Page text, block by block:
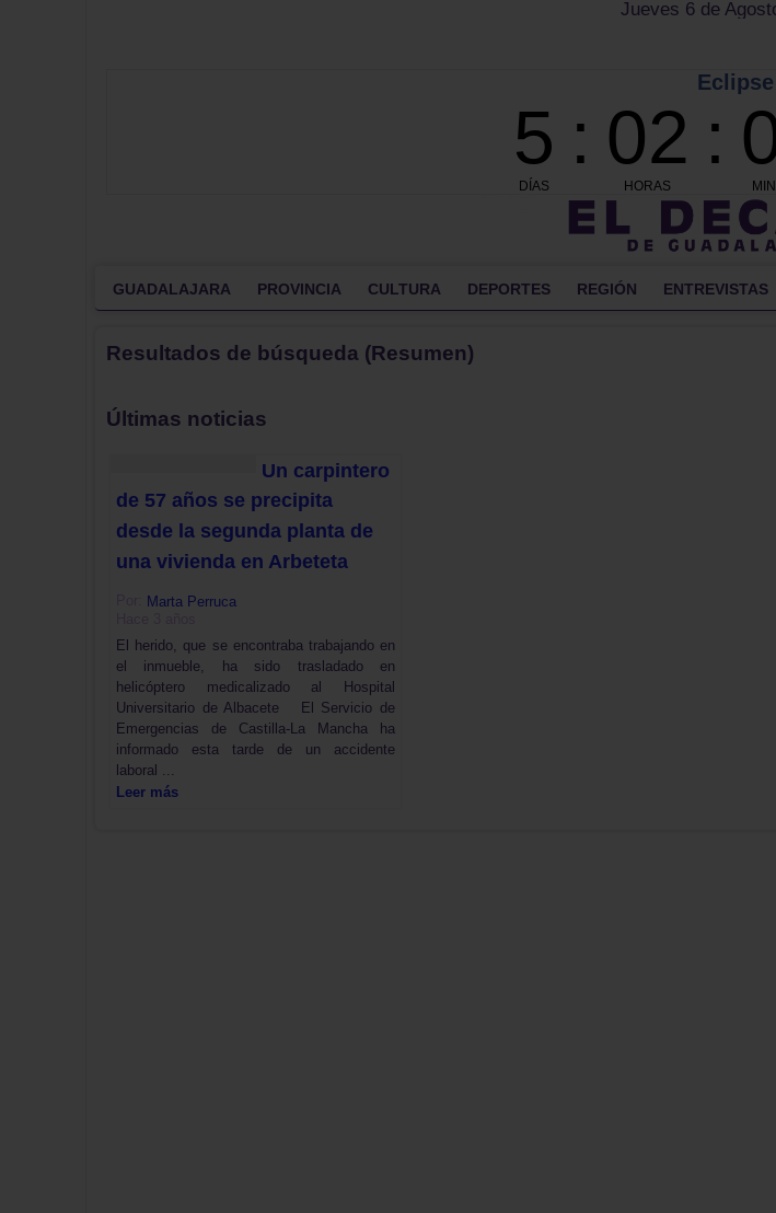
Jueves 6 de
GUADALAJARA PROVINCIA CULTURA DEPORTES REGIÓN ENTREVISTAS
Resultados de búsqueda (Resumen)
Últimas noticias
Un carpintero
de 57 años se precipita
desde la segunda planta de
una vivienda en Arbeteta
Marta Perruca
El herido, que se encontraba trabajando en
el inmueble, ha sido trasladado en
helicóptero medicalizado al Hospital
Universitario de Albacete El Servicio de
Emergencias de Castilla-La Mancha ha
informado esta tarde de un accidente
laboral ...
Leer más